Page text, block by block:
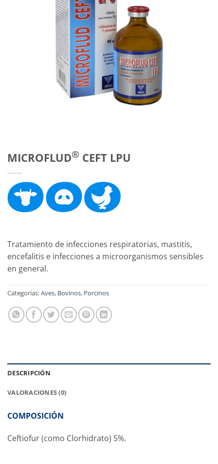
MICROFLUD® CEFT LPU
Tratamiento de infecciones respiratorias, mastitis,
encefalitis e infecciones a microorganismos sensibles
en general.
Categorías:Aves, Bovinos, Porcinos
DESCRIPCIÓN
VALORACIONES (0)
COMPOSICIÓN
Ceftiofur (como Clorhidrato) 5%.